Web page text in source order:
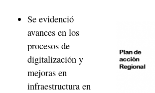
Se evidenció
avances en los
procesos de
digitalización y
mejoras en
infraestructura en